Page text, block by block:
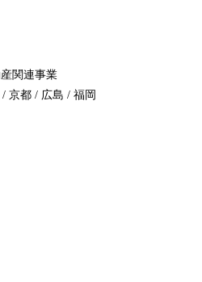
関連事業
京都 / 広島 / 福岡